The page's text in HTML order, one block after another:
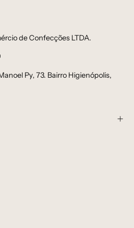
de Confecções LTDA.
Py, 73. Bairro Higienópolis,